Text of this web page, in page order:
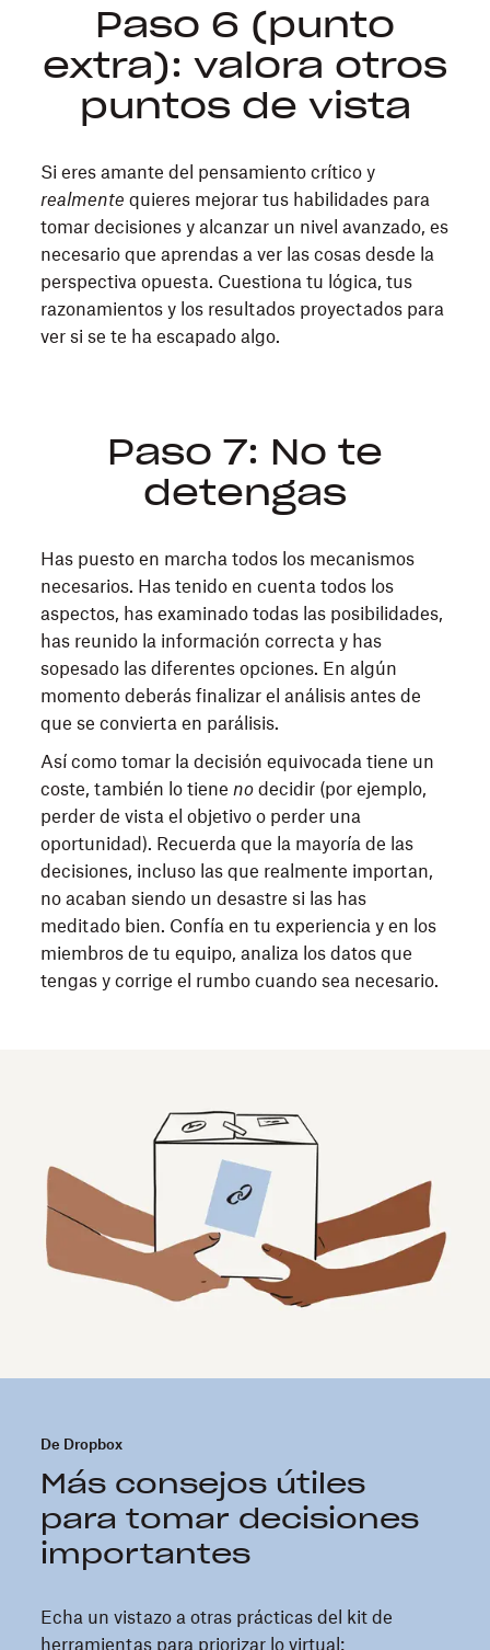
Paso 6 (punto
extra): valora otros
puntos de vista
Si eres amante del pensamiento crítico y
realmente quieres mejorar tus habilidades para
tomar decisiones y alcanzar un nivel avanzado, es
necesario que aprendas a ver las cosas desde la
perspectiva opuesta. Cuestiona tu lógica, tus
razonamientos y los resultados proyectados para
ver si se te ha escapado algo.
Paso 7: No te
detengas
Has puesto en marcha todos los mecanismos
necesarios. Has tenido en cuenta todos los
aspectos, has examinado todas las posibilidades,
has reunido la información correcta y has
sopesado las diferentes opciones. En algún
momento deberás finalizar el análisis antes de
que se convierta en parálisis.
Así como tomar la decisión equivocada tiene un
coste, también lo tiene no decidir (por ejemplo,
perder de vista el objetivo o perder una
oportunidad). Recuerda que la mayoría de las
decisiones, incluso las que realmente importan,
no acaban siendo un desastre si las has
meditado bien. Confía en tu experiencia y en los
miembros de tu equipo, analiza los datos que
tengas y corrige el rumbo cuando sea necesario.
De Dropbox
Más consejos útiles
para tomar decisiones
importantes
Echa un vistazo a otras prácticas del kit de
herramientas para priorizar lo virtual: